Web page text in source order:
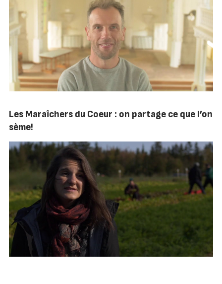
Les Maraîchers du Coeur : on partage ce que l’on
sème!